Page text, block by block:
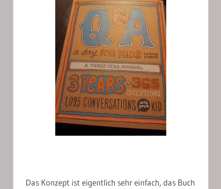
Das Konzept ist eigentlich sehr einfach, das Buch